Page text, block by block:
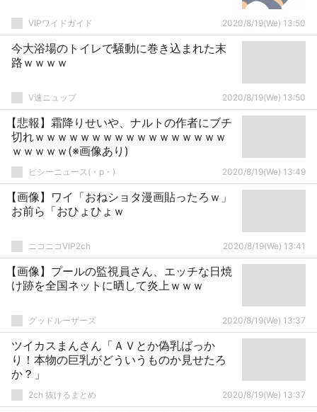
VIPワイドガイド 2020/8/19(We) 13:50
今大浴場のトイレで騒動に巻き込まれた末
路ｗｗｗｗ
V速ニュップ 2020/8/19(We) 13:50
【悲報】霜降りせいや、ナルトの作者にブチ
切れｗｗｗｗｗｗｗｗｗｗｗｗｗｗｗｗｗ
ｗｗｗｗｗ(※画像あり)
ピシーニュース(・p・)ゞ 2020/8/19(We) 13:49
【画像】ワイ「おねショタ漫画貼ったろｗ」
お前ら「おひょひょｗ
ニコニコVIP2ch 2020/8/19(We) 13:41
【画像】プールの監視員さん、エッチな日焼
け跡を全国ネットに晒して炎上ｗｗｗ
グッドルーザーズ 2020/8/19(We) 13:37
ツイカスまんさん「ＡＶとか偽乳ばっか
り！本物の巨乳がどういうものか見せたろ
か？」
2ch 抜けるまとめ 2020/8/19(We) 13:37